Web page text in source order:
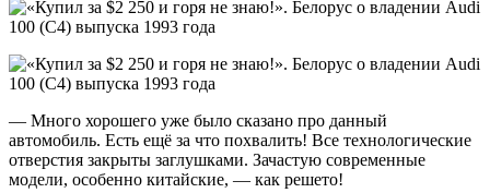
— Много хорошего уже было сказано про данный
автомобиль. Есть ещё за что похвалить! Все технологические
отверстия закрыты заглушками. Зачастую современные
модели, особенно китайские, — как решето!